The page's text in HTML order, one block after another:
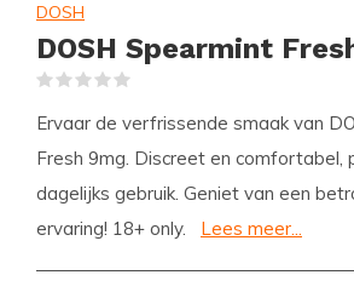
DOSH
DOSH Spearmint
Ervaar de verfrissende smaak van
Fresh 9mg. Discreet en comfortabel,
dagelijks gebruik. Geniet van een
ervaring! 18+ only.
Lees meer...